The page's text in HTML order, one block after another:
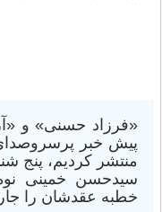
«فرزاد حسنی» و
پیش خبر پرسروصدای
منتشر كردیم، پنج
سیدحسن خمینی نوه
خطبه عقدشان را